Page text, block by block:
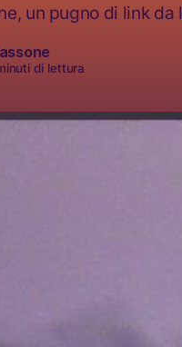
un pugno di link
di lettura